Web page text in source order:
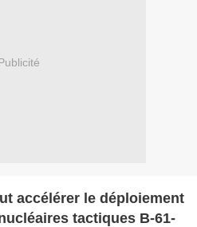
accélérer le déploiement
tactiques B-61-